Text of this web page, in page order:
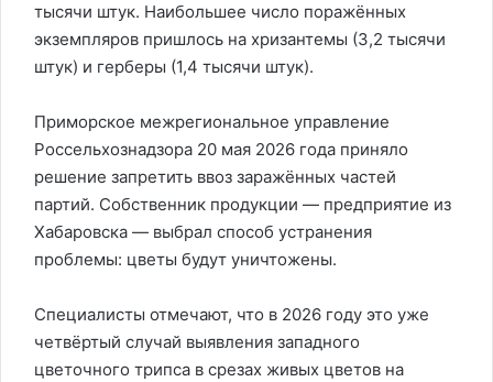
тысячи штук. Наибольшее число поражённых
экземпляров пришлось на хризантемы (3,2 тысячи
штук) и герберы (1,4 тысячи штук).
Приморское межрегиональное управление
Россельхознадзора 20 мая 2026 года приняло
решение запретить ввоз заражённых частей
партий. Собственник продукции — предприятие из
Хабаровска — выбрал способ устранения
проблемы: цветы будут уничтожены.
Специалисты отмечают, что в 2026 году это уже
четвёртый случай выявления западного
цветочного трипса в срезах живых цветов на